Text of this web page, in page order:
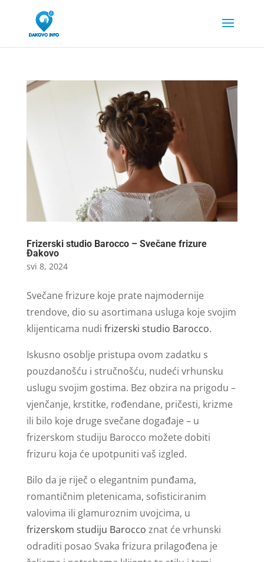
Frizerski studio Barocco – Svečane frizure
Đakovo
svi 8, 2024
Svečane frizure koje prate najmodernije
trendove, dio su asortimana usluga koje svojim
klijenticama nudi frizerski studio Barocco.
Iskusno osoblje pristupa ovom zadatku s
pouzdanošću i stručnošću, nudeći vrhunsku
uslugu svojim gostima. Bez obzira na prigodu –
vjenčanje, krstitke, rođendane, pričesti, krizme
ili bilo koje druge svečane događaje – u
frizerskom studiju Barocco možete dobiti
frizuru koja će upotpuniti vaš izgled.
Bilo da je riječ o elegantnim punđama,
romantičnim pletenicama, sofisticiranim
valovima ili glamuroznim uvojcima, u
frizerskom studiju Barocco znat će vrhunski
odraditi posao Svaka frizura prilagođena je